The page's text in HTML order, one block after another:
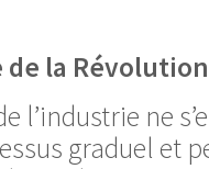
de la Révolution
l’industrie ne
graduel et